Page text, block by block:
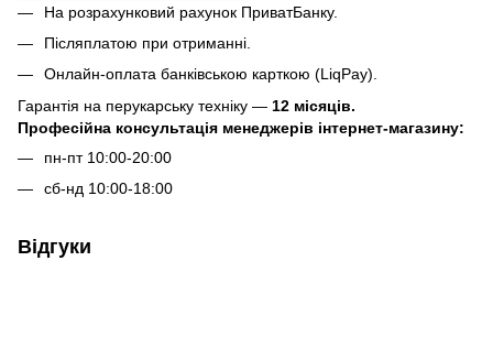
На розрахунковий рахунок ПриватБанку.
Післяплатою при отриманні.
Онлайн-оплата банківською карткою (LiqPay).
Гарантія на перукарську техніку — 12 місяців.
Професійна консультація менеджерів інтернет-магазину:
пн-пт 10:00-20:00
сб-нд 10:00-18:00
Відгуки